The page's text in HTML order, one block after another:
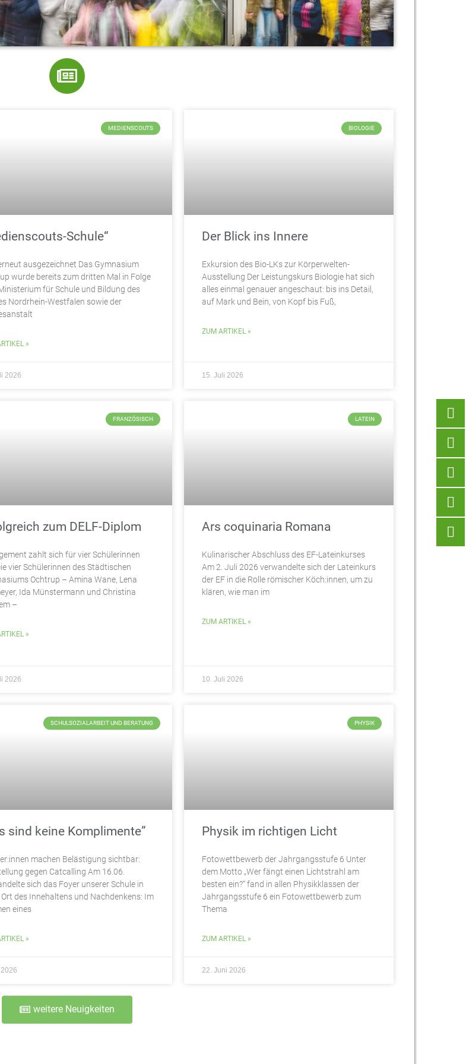
MEDIENSCOUTS
Schule“
ausgezeichnet Das Gymnasium
wurde bereits zum dritten Mal in Folge
für Schule und Bildung des
Nordrhein-Westfalen sowie der
»
2026
BIOLOGIE
Der Blick ins Innere
Exkursion des Bio-LKs zur Körperwelten-
Ausstellung Der Leistungskurs Biologie hat sich
alles einmal genauer angeschaut: bis ins Detail,
auf Mark und Bein, von Kopf bis Fuß,
ZUM ARTIKEL »
15. Juli 2026
FRANZÖSISCH
zum DELF-Diplom
zahlt sich für vier Schülerinnen
vier Schülerinnen des Städtischen
Ochtrup – Amina Wane, Lena
Ida Münstermann und Christina
–
»
2026
LATEIN
Ars coquinaria Romana
Kulinarischer Abschluss des EF-Lateinkurses
Am 2. Juli 2026 verwandelte sich der Lateinkurs
der EF in die Rolle römischer Köch:innen, um zu
klären, wie man im
ZUM ARTIKEL »
10. Juli 2026
SCHULSOZIALARBEIT UND BERATUNG
sind keine Komplimente”
machen Belästigung sichtbar:
gegen Catcalling Am 16.06.
sich das Foyer unserer Schule in
Ort des Innehaltens und Nachdenkens: Im
eines
»
PHYSIK
Physik im richtigen Licht
Fotowettbewerb der Jahrgangsstufe 6 Unter
dem Motto „Wer fängt einen Lichtstrahl am
besten ein?“ fand in allen Physikklassen der
Jahrgangsstufe 6 ein Fotowettbewerb zum
Thema
ZUM ARTIKEL »
22. Juni 2026
weitere Neuigkeiten